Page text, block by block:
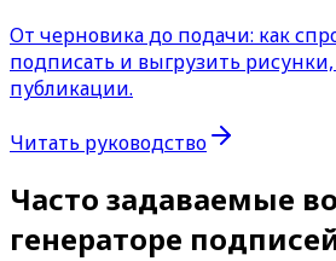
От черновика до подачи: как
подписать и выгрузить
публикации.
Читать руководство
Часто задаваемые
генераторе